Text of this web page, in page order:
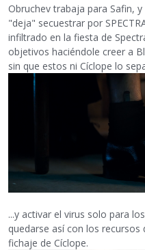
Obruchev trabaja para Safin,
"deja" secuestrar por
infiltrado en la fiesta de
objetivos haciéndole creer a
sin que estos ni Cíclope lo
...y activar el virus solo para
quedarse así con los
fichaje de Cíclope.